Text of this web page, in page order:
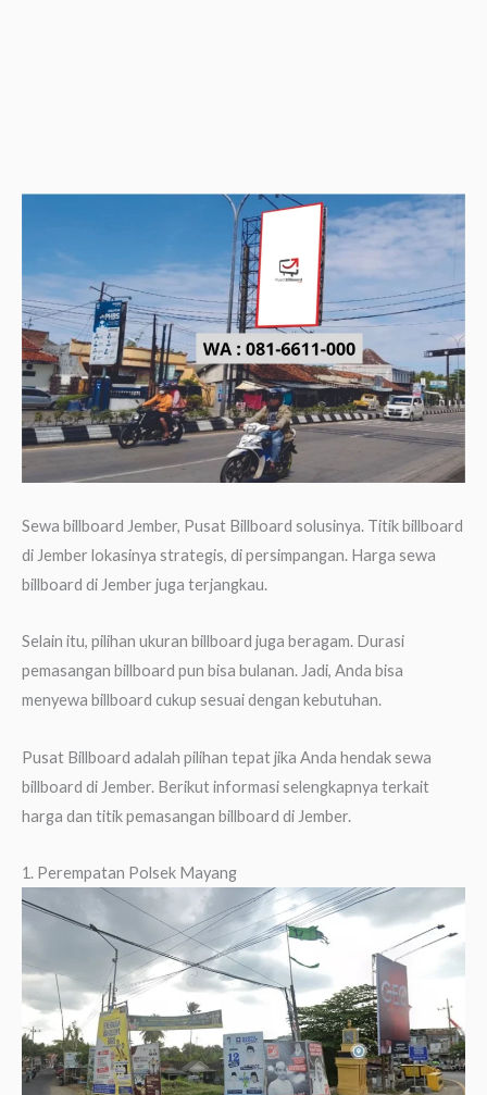
Sewa billboard Jember, Pusat Billboard solusinya. Titik billboard
di Jember lokasinya strategis, di persimpangan. Harga sewa
billboard di Jember juga terjangkau.
Selain itu, pilihan ukuran billboard juga beragam. Durasi
pemasangan billboard pun bisa bulanan. Jadi, Anda bisa
menyewa billboard cukup sesuai dengan kebutuhan.
Pusat Billboard adalah pilihan tepat jika Anda hendak sewa
billboard di Jember. Berikut informasi selengkapnya terkait
harga dan titik pemasangan billboard di Jember.
1. Perempatan Polsek Mayang